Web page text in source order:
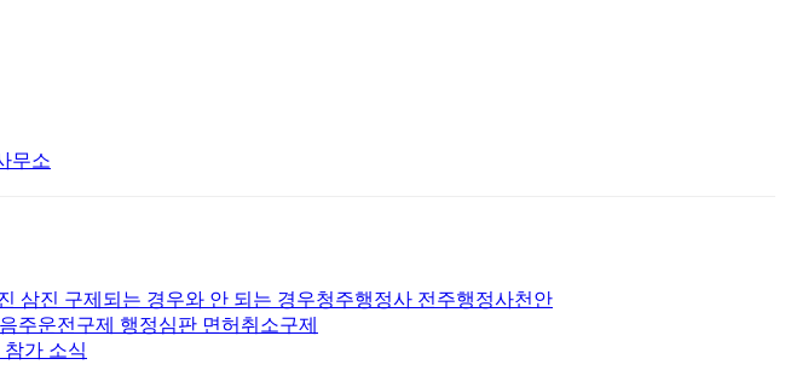
삼진 구제되는 경우와 안 되는 경우청주행정사 전주행정사천안
주운전구제 행정심판 면허취소구제
가 소식